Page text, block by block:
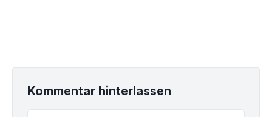
Kommentar hinterlassen